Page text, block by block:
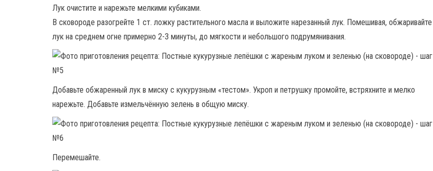
Лук очистите и нарежьте мелкими кубиками.
В сковороде разогрейте 1 ст. ложку растительного масла и выложите нарезанный лук. Помешивая, обжаривайте
лук на среднем огне примерно 2-3 минуты, до мягкости и небольшого подрумянивания.
Добавьте обжаренный лук в миску с кукурузным «тестом». Укроп и петрушку промойте, встряхните и мелко
нарежьте. Добавьте измельчённую зелень в общую миску.
Перемешайте.